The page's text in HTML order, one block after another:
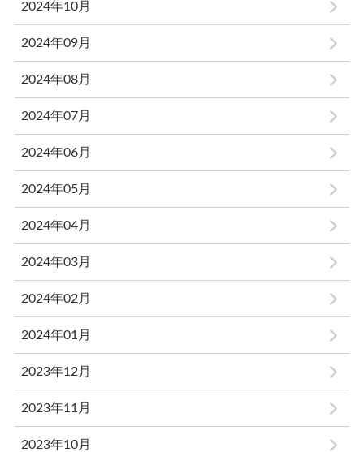
2024年10月
2024年09月
2024年08月
2024年07月
2024年06月
2024年05月
2024年04月
2024年03月
2024年02月
2024年01月
2023年12月
2023年11月
2023年10月